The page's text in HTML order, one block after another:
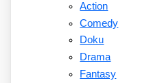
Action
Comedy
Doku
Drama
Fantasy